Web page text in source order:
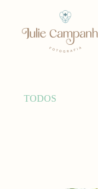
TODOS